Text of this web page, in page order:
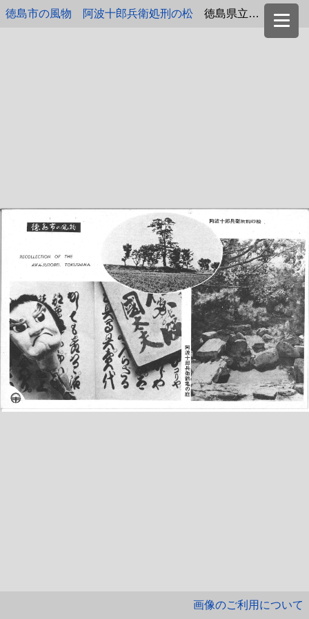
徳島市の風物 阿波十郎兵衛処刑の松 徳島県立文書館
画像のご利用について